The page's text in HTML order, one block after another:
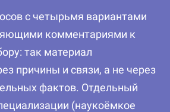
с четырьмя вариантами
комментариями к
так материал
причины и связи, а не через
фактов. Отдельный
(наукоёмкое